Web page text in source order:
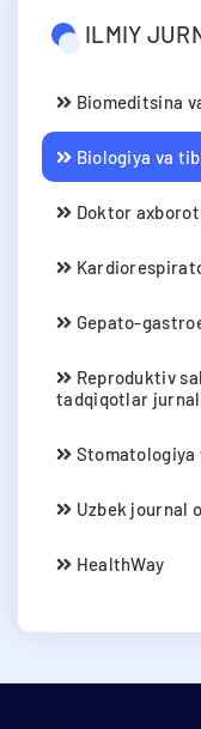
ILMIY
Biomeditsina
Biologiya va
Doktor
Gepato-
Reproduktiv
tadqiqotlar
Uzbek journal
HealthWay